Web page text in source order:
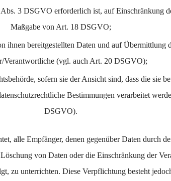
3 DSGVO erforderlich ist, auf Einschränkung
Maßgabe von Art. 18 DSGVO;
ihnen bereitgestellten Daten und auf Übermittlung
Verantwortliche (vgl. auch Art. 20 DSGVO);
sofern sie der Ansicht sind, dass die sie
Bestimmungen verarbeitet
DSGVO).
alle Empfänger, denen gegenüber Daten durch
von Daten oder die Einschränkung der
zu unterrichten. Diese Verpflichtung besteht